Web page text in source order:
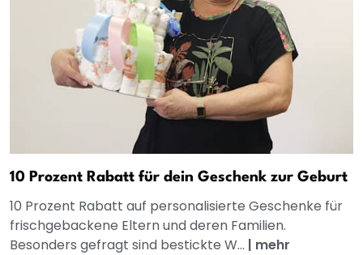
10 Prozent Rabatt für dein Geschenk zur Geburt
10 Prozent Rabatt auf personalisierte Geschenke für
frischgebackene Eltern und deren Familien.
Besonders gefragt sind bestickte W... | mehr